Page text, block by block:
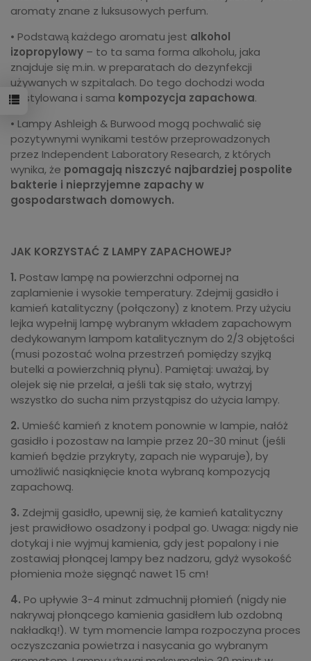
aromaty znane z luksusowych perfum.
• Podstawą każdego aromatu jest alkohol
izopropylowy – to ta sama forma alkoholu, jaka
znajduje się m.in. w preparatach do dezynfekcji
używanych w szpitalach. Do tego dochodzi woda
destylowana i sama kompozycja zapachowa.
• Lampy Ashleigh & Burwood mogą pochwalić się
pozytywnymi wynikami testów przeprowadzonych
przez Independent Laboratory Research, z których
wynika, że pomagają niszczyć najbardziej pospolite
bakterie i nieprzyjemne zapachy w
gospodarstwach domowych.
JAK KORZYSTAĆ Z LAMPY ZAPACHOWEJ?
1. Postaw lampę na powierzchni odpornej na
zaplamienie i wysokie temperatury. Zdejmij gasidło i
kamień katalityczny (połączony) z knotem. Przy użyciu
lejka wypełnij lampę wybranym wkładem zapachowym
dedykowanym lampom katalitycznym do 2/3 objętości
(musi pozostać wolna przestrzeń pomiędzy szyjką
butelki a powierzchnią płynu). Pamiętaj: uważaj, by
olejek się nie przelał, a jeśli tak się stało, wytrzyj
wszystko do sucha nim przystąpisz do użycia lampy.
2. Umieść kamień z knotem ponownie w lampie, nałóż
gasidło i pozostaw na lampie przez 20-30 minut (jeśli
kamień będzie przykryty, zapach nie wyparuje), by
umożliwić nasiąknięcie knota wybraną kompozycją
zapachową.
3. Zdejmij gasidło, upewnij się, że kamień katalityczny
jest prawidłowo osadzony i podpal go. Uwaga: nigdy nie
dotykaj i nie wyjmuj kamienia, gdy jest popalony i nie
zostawiaj płonącej lampy bez nadzoru, gdyż wysokość
płomienia może sięgnąć nawet 15 cm!
4. Po upływie 3-4 minut zdmuchnij płomień (nigdy nie
nakrywaj płonącego kamienia gasidłem lub ozdobną
nakładką!). W tym momencie lampa rozpoczyna proces
oczyszczania powietrza i nasycania go wybranym